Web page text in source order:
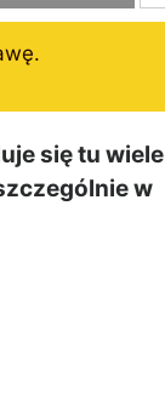
się tu wiele
w